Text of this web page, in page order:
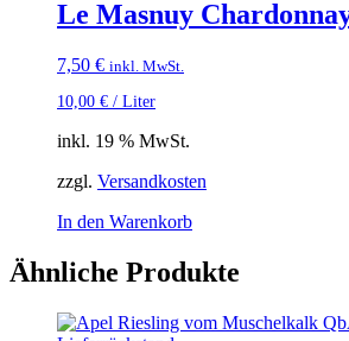
Le Masnuy
7,50 € inkl. MwSt.
10,00 € / Liter
inkl. 19 % MwSt.
zzgl. Versandkosten
In den Warenkorb
Ähnliche Produkte